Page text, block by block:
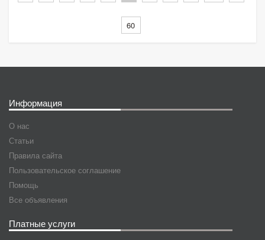
60
Информация
О нас
Статьи
Правила сайта
Пользовательское соглашение
Помощь
Все объявления
Платные услуги